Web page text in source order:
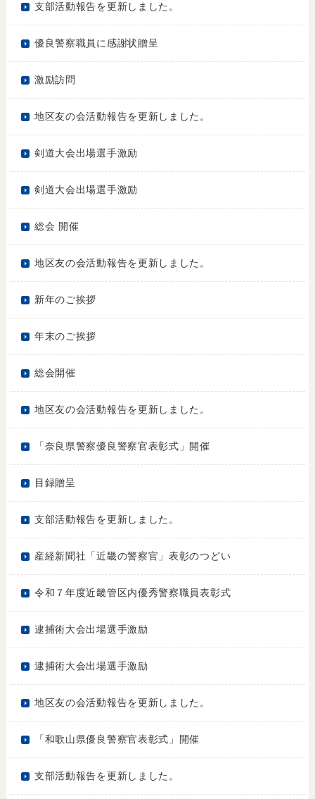
支部活動報告を更新しました。
優良警察職員に感謝状贈呈
激励訪問
地区友の会活動報告を更新しました。
剣道大会出場選手激励
剣道大会出場選手激励
総会 開催
地区友の会活動報告を更新しました。
新年のご挨拶
年末のご挨拶
総会開催
地区友の会活動報告を更新しました。
「奈良県警察優良警察官表彰式」開催
目録贈呈
支部活動報告を更新しました。
産経新聞社「近畿の警察官」表彰のつどい
令和７年度近畿管区内優秀警察職員表彰式
逮捕術大会出場選手激励
逮捕術大会出場選手激励
地区友の会活動報告を更新しました。
「和歌山県優良警察官表彰式」開催
支部活動報告を更新しました。